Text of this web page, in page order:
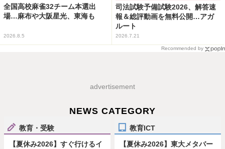
全国高校麻雀32チーム本選出
場…麻布や大阪星光、東海も
2026.8.5
司法試験予備試験2026、解答速
報＆総評動画を無料公開…アガ
ルート
2026.7.21
Recommended by
advertisement
NEWS CATEGORY
教育・受験
【夏休み2026】すぐ行けるイ
教育ICT
【夏休み2026】東大メタバー